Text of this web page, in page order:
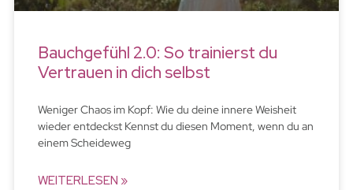
Bauchgefühl 2.0: So trainierst du
Vertrauen in dich selbst
Weniger Chaos im Kopf: Wie du deine innere Weisheit
wieder entdeckst Kennst du diesen Moment, wenn du an
einem Scheideweg
WEITERLESEN »